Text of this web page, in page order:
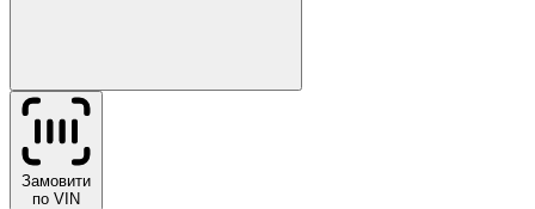
Замовити
по VIN